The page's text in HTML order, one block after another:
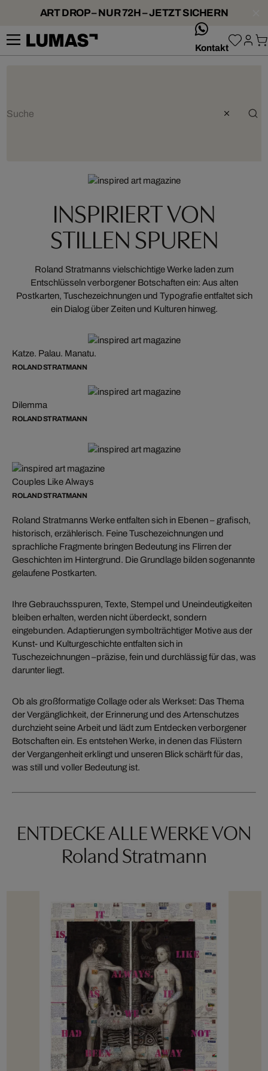
ART DROP – NUR 72H – JETZT SICHERN
Kontakt
INSPIRIERT VON
STILLEN SPUREN
Roland Stratmanns vielschichtige Werke laden zum
Entschlüsseln verborgener Botschaften ein: Aus alten
Postkarten, Tuschezeichnungen und Typografie entfaltet sich
ein Dialog über Zeiten und Kulturen hinweg.
Katze. Palau. Manatu.
ROLAND STRATMANN
Dilemma
ROLAND STRATMANN
Couples Like Always
ROLAND STRATMANN
Roland Stratmanns Werke entfalten sich in Ebenen – grafisch,
historisch, erzählerisch. Feine Tuschezeichnungen und
sprachliche Fragmente bringen Bedeutung ins Flirren der
Geschichten im Hintergrund. Die Grundlage bilden sogenannte
gelaufene Postkarten.
Ihre Gebrauchsspuren, Texte, Stempel und Uneindeutigkeiten
bleiben erhalten, werden nicht überdeckt, sondern
eingebunden. Adaptierungen symbolträchtiger Motive aus der
Kunst- und Kulturgeschichte entfalten sich in
Tuschezeichnungen –präzise, fein und durchlässig für das, was
darunter liegt.
Ob als großformatige Collage oder als Werkset: Das Thema
der Vergänglichkeit, der Erinnerung und des Artenschutzes
durchzieht seine Arbeit und lädt zum Entdecken verborgener
Botschaften ein. Es entstehen Werke, in denen das Flüstern
der Vergangenheit erklingt und unseren Blick schärft für das,
was still und voller Bedeutung ist.
ENTDECKE ALLE WERKE VON
Roland Stratmann